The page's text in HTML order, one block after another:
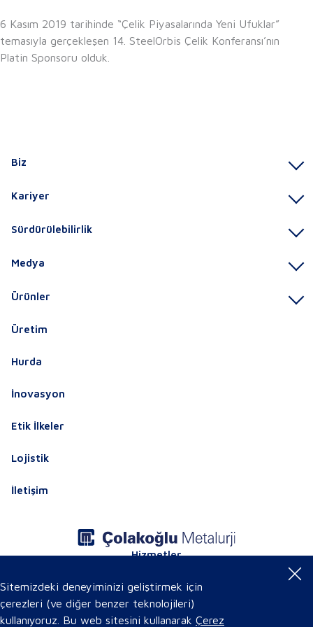
6 Kasım 2019 tarihinde “Çelik Piyasalarında Yeni Ufuklar”
temasıyla gerçekleşen 14. SteelOrbis Çelik Konferansı’nın
Platin Sponsoru olduk.
Biz
Kariyer
Sürdürülebilirlik
Medya
Ürünler
Üretim
Hurda
İnovasyon
Etik İlkeler
Lojistik
İletişim
Hizmetler
Online Ürün Kataloğu
Sitemizdeki deneyiminizi geliştirmek için
çerezleri (ve diğer benzer teknolojileri)
kullanıyoruz. Bu web sitesini kullanarak Çerez